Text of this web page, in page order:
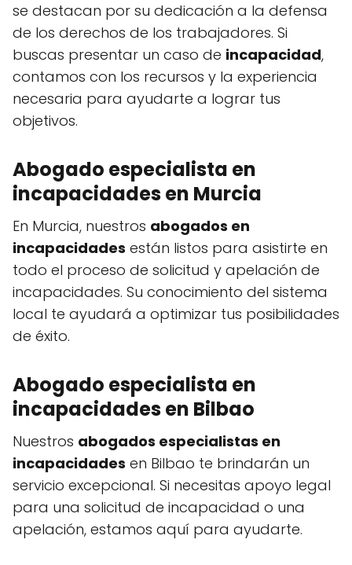
se destacan por su dedicación a la defensa
de los derechos de los trabajadores. Si
buscas presentar un caso de incapacidad,
contamos con los recursos y la experiencia
necesaria para ayudarte a lograr tus
objetivos.
Abogado especialista en
incapacidades en Murcia
En Murcia, nuestros abogados en
incapacidades están listos para asistirte en
todo el proceso de solicitud y apelación de
incapacidades. Su conocimiento del sistema
local te ayudará a optimizar tus posibilidades
de éxito.
Abogado especialista en
incapacidades en Bilbao
Nuestros abogados especialistas en
incapacidades en Bilbao te brindarán un
servicio excepcional. Si necesitas apoyo legal
para una solicitud de incapacidad o una
apelación, estamos aquí para ayudarte.